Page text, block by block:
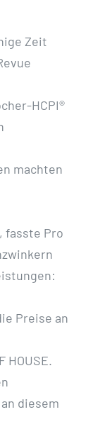
Zeit
HCPI®
machten
fasste Pro
Preise an
HOUSE.
diesem